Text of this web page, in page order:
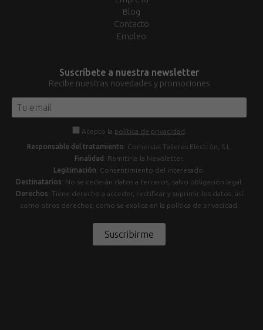
Blog
Contacto
Empleo
Suscríbete a nuestra newsletter
Recibe nuestras novedades y promociones
Acepto la política de privacidad
Responsable del tratamiento: Comercial Talleres Electrón, S.L.
Finalidad : Remitirle la Newsletter.
Legitimación: Consentimiento del interesado.
Destinatarios: No se cederán datos a terceros, salvo obligación legal.
Derechos: Tiene derecho a acceder, rectificar y suprimir los datos, así
como otros derechos, como se explica en la política de privacidad.
Suscribirme